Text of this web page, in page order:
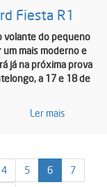
Fiesta R1
volante do pequeno
um mais moderno e
já na próxima prova
a 17 e 18 de
Ler mais
4 5 6
7